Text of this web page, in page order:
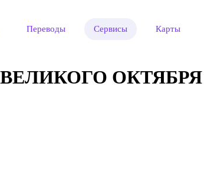
Переводы Сервисы Карты
ОКТЯБРЯ